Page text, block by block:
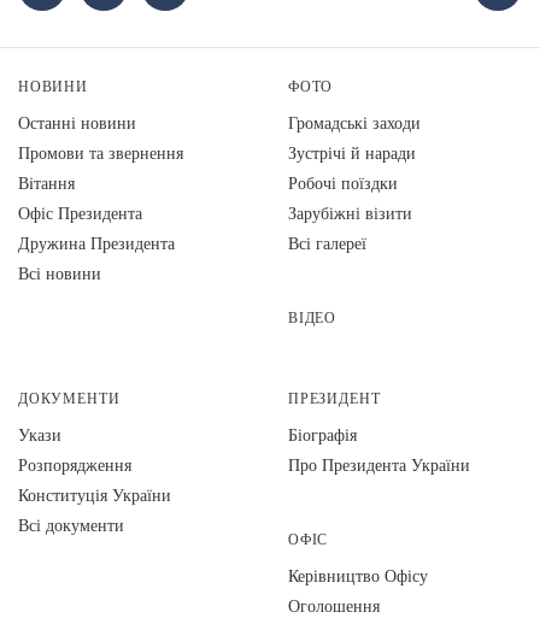
НОВИНИ
Останні новини
Промови та звернення
Вiтання
Офіс Президента
Дружина Президента
Всі новини
ФОТО
Громадські заходи
Зустрічі й наради
Робочі поїздки
Зарубіжні візити
Всі галереї
ВІДЕО
ДОКУМЕНТИ
Укази
Розпорядження
Конституція України
Всі документи
ПРЕЗИДЕНТ
Біографія
Про Президента України
ОФІС
Керівництво Офісу
Оголошення